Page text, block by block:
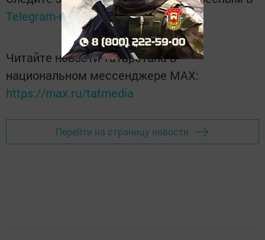
Telegram-каналеТатмедиа
Читайте новости Татарстана в
национальном мессенджере MАХ:
https://max.ru/tatmedia
Перейти на страницу новости